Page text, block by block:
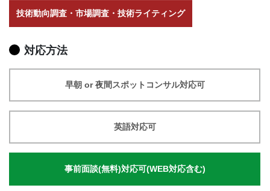
技術動向調査・市場調査・技術ライティング
対応方法
早朝 or 夜間スポットコンサル対応可
英語対応可
事前面談(無料)対応可(WEB対応含む)